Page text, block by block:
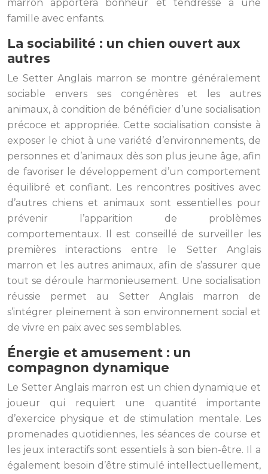
marron apportera bonheur et tendresse à une
famille avec enfants.
La sociabilité : un chien ouvert aux
autres
Le Setter Anglais marron se montre généralement
sociable envers ses congénères et les autres
animaux, à condition de bénéficier d’une socialisation
précoce et appropriée. Cette socialisation consiste à
exposer le chiot à une variété d’environnements, de
personnes et d’animaux dès son plus jeune âge, afin
de favoriser le développement d’un comportement
équilibré et confiant. Les rencontres positives avec
d’autres chiens et animaux sont essentielles pour
prévenir l’apparition de problèmes
comportementaux. Il est conseillé de surveiller les
premières interactions entre le Setter Anglais
marron et les autres animaux, afin de s’assurer que
tout se déroule harmonieusement. Une socialisation
réussie permet au Setter Anglais marron de
s’intégrer pleinement à son environnement social et
de vivre en paix avec ses semblables.
Énergie et amusement : un
compagnon dynamique
Le Setter Anglais marron est un chien dynamique et
joueur qui requiert une quantité importante
d’exercice physique et de stimulation mentale. Les
promenades quotidiennes, les séances de course et
les jeux interactifs sont essentiels à son bien-être. Il a
également besoin d’être stimulé intellectuellement,